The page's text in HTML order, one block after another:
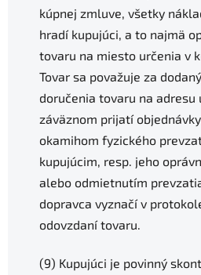
kúpnej zmluve, všetky
hradí kupujúci, a to najmä
tovaru na miesto určenia v
Tovar sa považuje za
doručenia tovaru na adresu
záväznom prijatí
okamihom fyzického
kupujúcim, resp. jeho
alebo odmietnutím
dopravca vyznačí v
odovzdaní tovaru.
(9) Kupujúci je povinný